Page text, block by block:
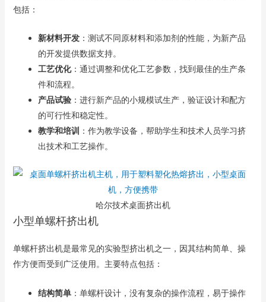
包括：
新材料开发：测试不同原材料和添加剂的性能，为新产品
的开发提供数据支持。
工艺优化：通过调整和优化工艺参数，找到最佳的生产条
件和流程。
产品试验：进行新产品的小规模试生产，验证设计和配方
的可行性和稳定性。
教学和培训 ：作为教学设备，帮助学生和技术人员学习挤
出技术和工艺操作。
哈尔技术桌面挤出机
小型单螺杆挤出机
单螺杆挤出机是最常见的实验型挤出机之一，因其结构简单、操
作方便而受到广泛使用。主要特点包括：
结构简单：单螺杆设计，没有复杂的操作流程，易于操作